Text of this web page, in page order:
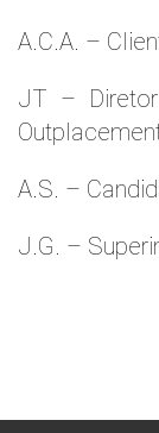
A.C.A. –
JT –
A.S. –
J.G. –